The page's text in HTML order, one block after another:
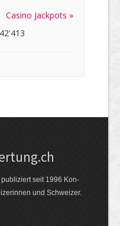
Casino Jackpots »
publi­ziert seit 1996 Kon­
und Schweizer.